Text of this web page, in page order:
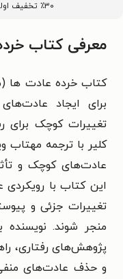
٪۳۰ تخفیف اولین خرید کتاب با کد
معرفی کتاب
کتاب خرده عادت‌ ها
برای ایجاد
تغییرات کوچک برای
کلیر با ترجمه
عادت‌های کوچک و
این کتاب با
تغییرات جزئی و
منجر شوند.
پژوهش‌های رفتاری،
و حذف عادت‌های